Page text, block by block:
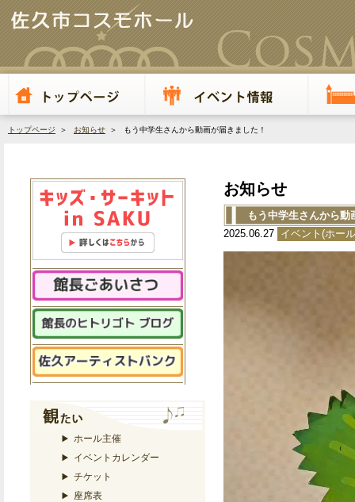
トップページ ＞ お知らせ ＞ もう中学生さんから動画が届きました！
ホール主催
イベントカレンダー
チケット
座席表
お知らせ
もう中学生さんから動
2025.06.27 イベント(ホー